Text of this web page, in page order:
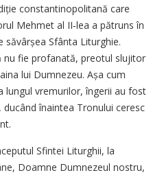
constantinopolitană care
Mehmet al II‑lea a pătruns în
săvârșea Sfânta Liturghie.
nu fie profanată, preotul slujitor
lui Dumnezeu. Așa cum
lungul vremurilor, îngerii au fost
înaintea Tronului ceresc
Sfintei Liturghii, la
Doamne Dumnezeul nostru,